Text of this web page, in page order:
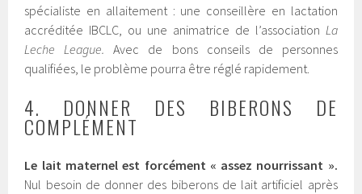
spécialiste en allaitement : une conseillère en lactation
accréditée IBCLC, ou une animatrice de l’association La
Leche League.Avec de bons conseils de personnes
qualifiées, le problème pourra être réglé rapidement.
4. DONNER DES BIBERONS DE
COMPLÉMENT
Le lait maternel est forcément « assez nourrissant ».
Nul besoin de donner des biberons de lait artificiel après